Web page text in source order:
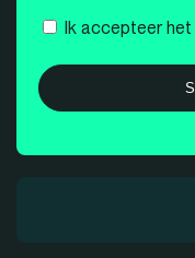
Instemming
Ik accepteer het